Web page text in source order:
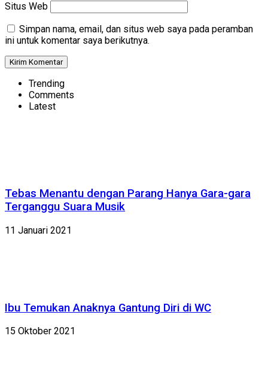
Situs Web
Simpan nama, email, dan situs web saya pada peramban
ini untuk komentar saya berikutnya.
Trending
Comments
Latest
Tebas Menantu dengan Parang Hanya Gara-gara
Terganggu Suara Musik
11 Januari 2021
Ibu Temukan Anaknya Gantung Diri di WC
15 Oktober 2021